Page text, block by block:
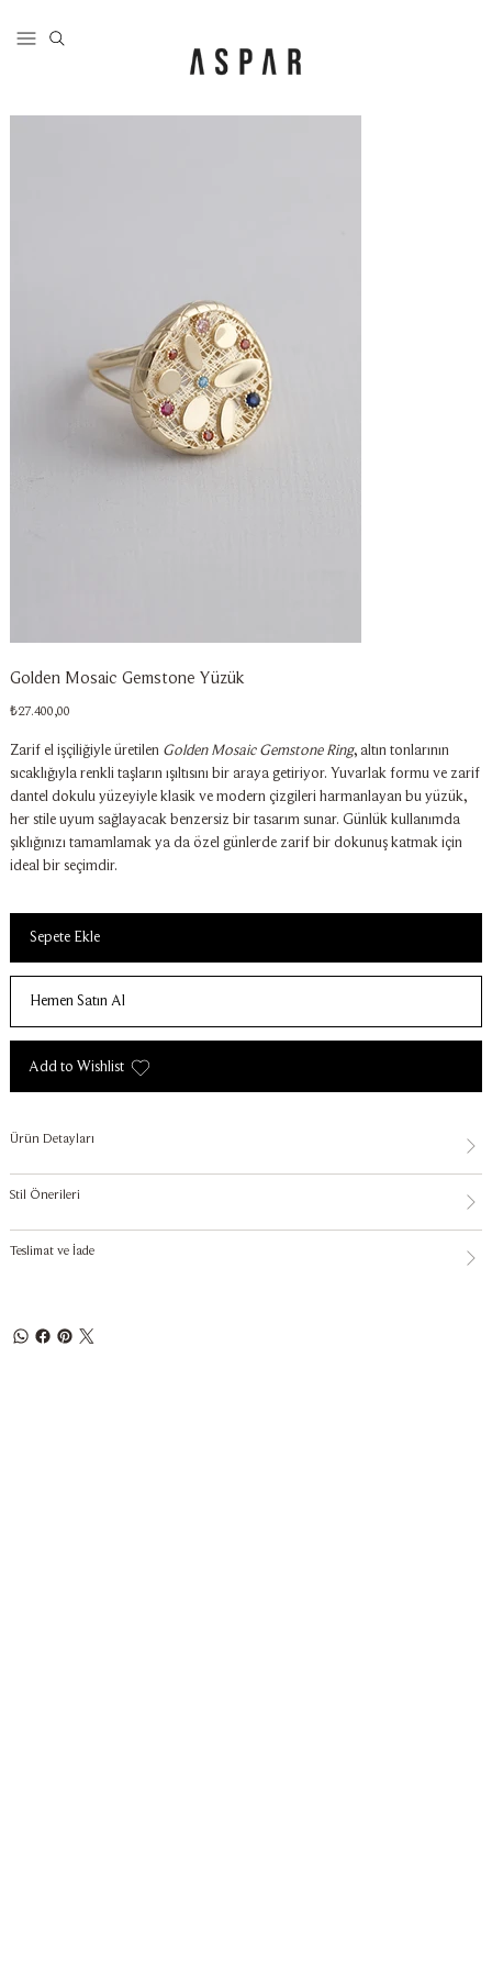
Golden Mosaic Gemstone Yüzük
Fiyat
₺27.400,00
Zarif el işçiliğiyle üretilen Golden Mosaic Gemstone Ring, altın tonlarının
sıcaklığıyla renkli taşların ışıltısını bir araya getiriyor. Yuvarlak formu ve zarif
dantel dokulu yüzeyiyle klasik ve modern çizgileri harmanlayan bu yüzük,
her stile uyum sağlayacak benzersiz bir tasarım sunar. Günlük kullanımda
şıklığınızı tamamlamak ya da özel günlerde zarif bir dokunuş katmak için
ideal bir seçimdir.
Sepete Ekle
Hemen Satın Al
Add to Wishlist
Ürün Detayları
Stil Önerileri
Teslimat ve İade